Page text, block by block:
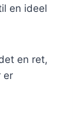
en ideel
en ret,
er